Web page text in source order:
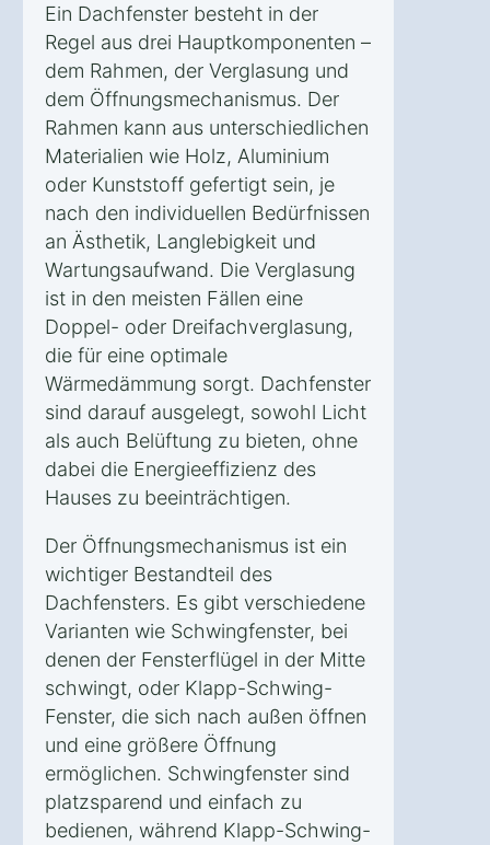
Ein Dachfenster besteht in der
Regel aus drei Hauptkomponenten –
dem Rahmen, der Verglasung und
dem Öffnungsmechanismus. Der
Rahmen kann aus unterschiedlichen
Materialien wie Holz, Aluminium
oder Kunststoff gefertigt sein, je
nach den individuellen Bedürfnissen
an Ästhetik, Langlebigkeit und
Wartungsaufwand. Die Verglasung
ist in den meisten Fällen eine
Doppel- oder Dreifachverglasung,
die für eine optimale
Wärmedämmung sorgt. Dachfenster
sind darauf ausgelegt, sowohl Licht
als auch Belüftung zu bieten, ohne
dabei die Energieeffizienz des
Hauses zu beeinträchtigen.
Der Öffnungsmechanismus ist ein
wichtiger Bestandteil des
Dachfensters. Es gibt verschiedene
Varianten wie Schwingfenster, bei
denen der Fensterflügel in der Mitte
schwingt, oder Klapp-Schwing-
Fenster, die sich nach außen öffnen
und eine größere Öffnung
ermöglichen. Schwingfenster sind
platzsparend und einfach zu
bedienen, während Klapp-Schwing-